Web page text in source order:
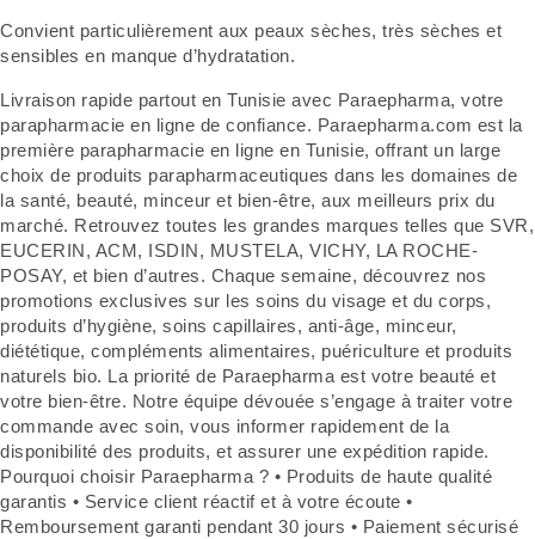
Convient particulièrement aux peaux sèches, très sèches et
sensibles en manque d’hydratation.
Livraison rapide partout en Tunisie avec Paraepharma, votre
parapharmacie en ligne de confiance. Paraepharma.com est la
première parapharmacie en ligne en Tunisie, offrant un large
choix de produits parapharmaceutiques dans les domaines de
la santé, beauté, minceur et bien-être, aux meilleurs prix du
marché. Retrouvez toutes les grandes marques telles que SVR,
EUCERIN, ACM, ISDIN, MUSTELA, VICHY, LA ROCHE-
POSAY, et bien d’autres. Chaque semaine, découvrez nos
promotions exclusives sur les soins du visage et du corps,
produits d’hygiène, soins capillaires, anti-âge, minceur,
diététique, compléments alimentaires, puériculture et produits
naturels bio. La priorité de Paraepharma est votre beauté et
votre bien-être. Notre équipe dévouée s’engage à traiter votre
commande avec soin, vous informer rapidement de la
disponibilité des produits, et assurer une expédition rapide.
Pourquoi choisir Paraepharma ? • Produits de haute qualité
garantis • Service client réactif et à votre écoute •
Remboursement garanti pendant 30 jours • Paiement sécurisé